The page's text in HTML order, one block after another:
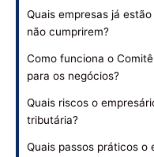
Quais empresas já
não cumprirem?
Como funciona o
para os negócios?
Quais riscos o
tributária?
Quais passos práticos o